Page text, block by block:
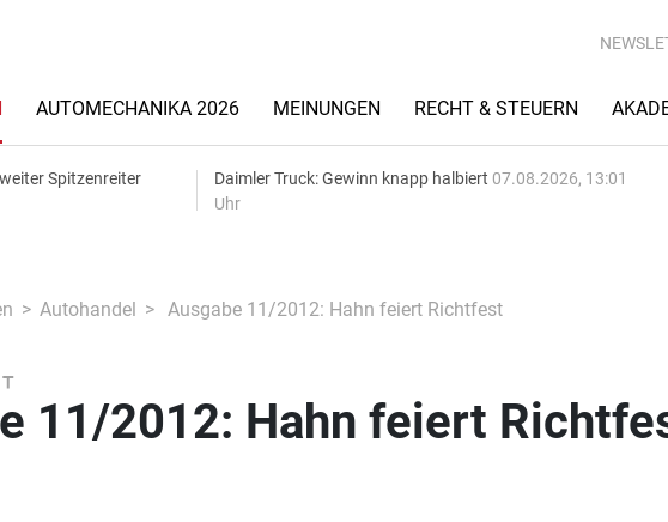
AUTOMECHANIKA 2026 MEINUNGEN RECHT & STEUERN
Spitzenreiter
Daimler Truck: Gewinn knapp halbiert 07.08.2026, 13:01
Uhr
Autohandel Ausgabe 11/2012: Hahn feiert Richtfest
11/2012: Hahn feiert